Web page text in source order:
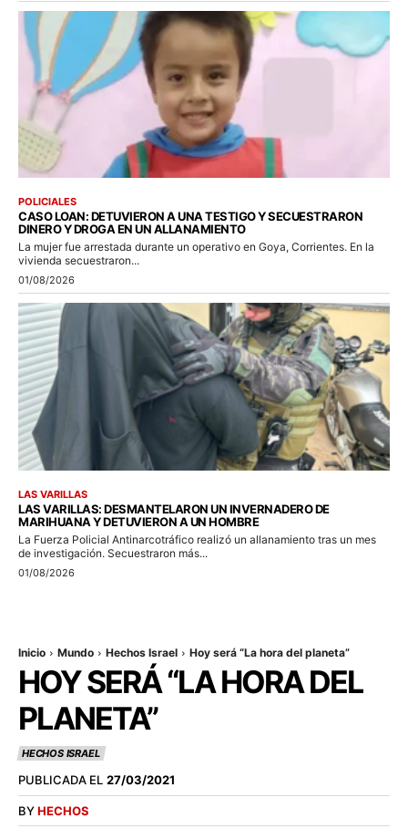
POLICIALES
CASO LOAN: DETUVIERON A UNA TESTIGO Y SECUESTRARON
DINERO Y DROGA EN UN ALLANAMIENTO
La mujer fue arrestada durante un operativo en Goya, Corrientes. En la
vivienda secuestraron...
01/08/2026
LAS VARILLAS
LAS VARILLAS: DESMANTELARON UN INVERNADERO DE
MARIHUANA Y DETUVIERON A UN HOMBRE
La Fuerza Policial Antinarcotráfico realizó un allanamiento tras un mes
de investigación. Secuestraron más...
01/08/2026